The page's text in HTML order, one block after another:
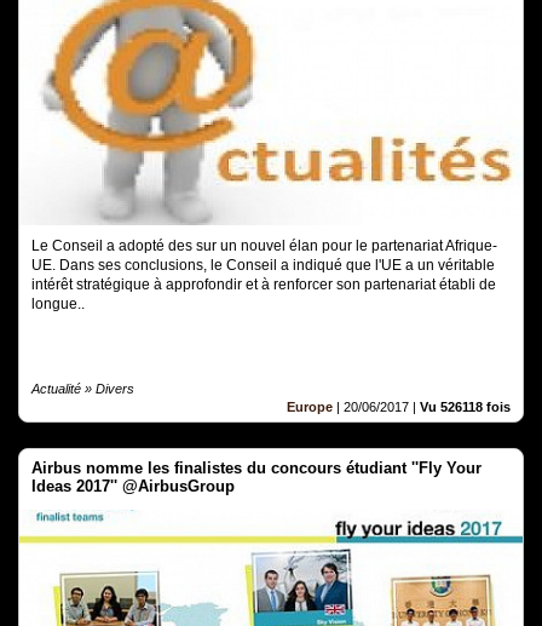
Le Conseil a adopté des sur un nouvel élan pour le partenariat Afrique-
UE. Dans ses conclusions, le Conseil a indiqué que l'UE a un véritable
intérêt stratégique à approfondir et à renforcer son partenariat établi de
longue..
Actualité » Divers
Europe | 20/06/2017 | Vu 526118 fois
Airbus nomme les finalistes du concours étudiant ''Fly Your